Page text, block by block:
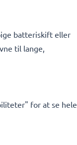
batteriskift eller
til lange,
for at se hele